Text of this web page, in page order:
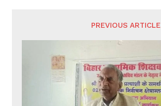
PREVIOUS ARTICLE